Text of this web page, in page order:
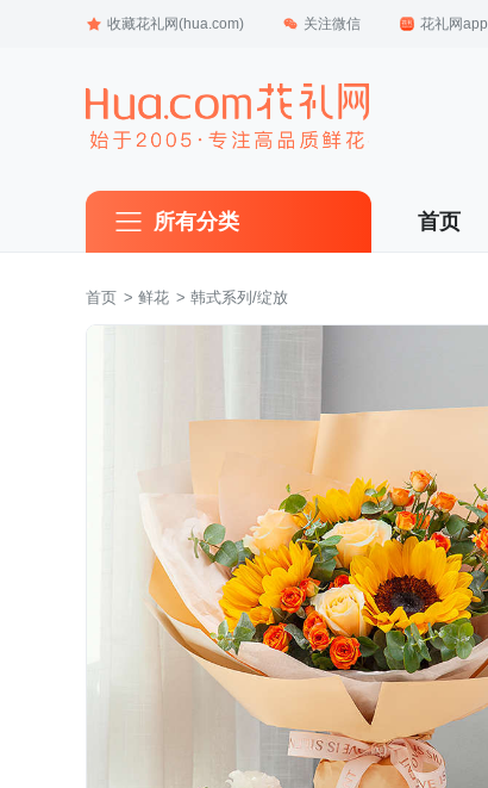
收藏花礼网(hua.com) 关注微信 花礼网app
所有分类 首页
首页 > 鲜花 > 韩式系列/绽放